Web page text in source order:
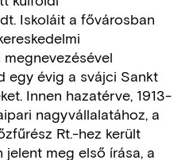
Iskoláit a fővárosban
egy évig a svájci Sankt
Innen hazatérve, 1913-
nagyvállalatához, a
Rt.-hez került
jelent meg első írása, a